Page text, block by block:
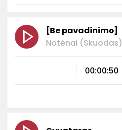
[Be pavadinimo]
Notėnai (Skuodas)
00:00:50